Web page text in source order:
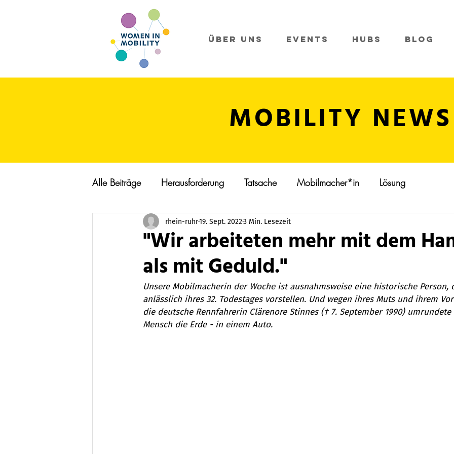
Über Uns Events Hubs Blog
Alle Beiträge Herausforderung Tatsache Mobilmacher*in Lösung
"Wir arbeiteten mehr mit dem
als mit Geduld."
rhein-ruhr19. Sept. 20223 Min. Lesezeit
Unsere Mobilmacherin der Woche ist ausnahmsweise eine historische
anlässlich ihres 32. Todestages vorstellen. Und wegen ihres Muts und ihrem
die deutsche Rennfahrerin Clärenore Stinnes († 7. September 1990)
Mensch die Erde - in einem Auto.
MOBILITY NEWS